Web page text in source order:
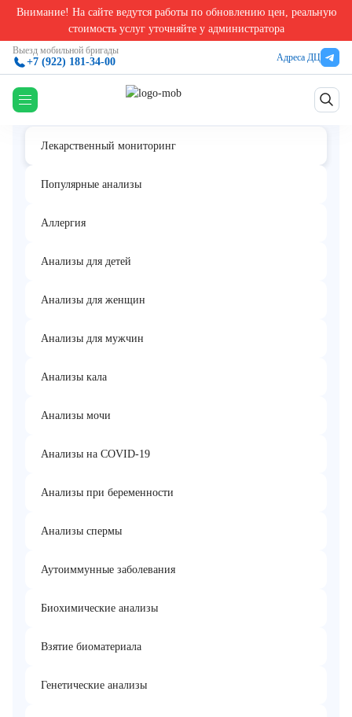
Внимание! На сайте ведутся работы по обновлению цен, реальную
стоимость услуг уточняйте у администратора
Выезд мобильной бригады
+7 (922) 181-34-00 Адреса ДЦ
Лекарственный мониторинг в Екатеринбурге Эсциталопрам
Эсциталопрам
Лекарственный мониторинг
Популярные анализы
Аллергия
Анализы для детей
Анализы для женщин
Анализы для мужчин
Анализы кала
Анализы мочи
Анализы на COVID-19
Анализы при беременности
Анализы спермы
Аутоиммунные заболевания
Биохимические анализы
Взятие биоматериала
Генетические анализы